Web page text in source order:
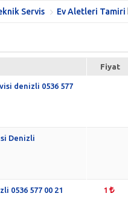
Servis Ev Aletleri Tamiri
Fiyat
denizli 0536 577
Denizli
0536 577 00 21 1